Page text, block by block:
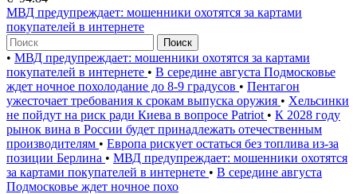
МВД предупреждает: мошенники охотятся за картами
покупателей в интернете
Поиск
• МВД предупреждает: мошенники охотятся за картами
покупателей в интернете • В середине августа Подмосковье
ждет ночное похолодание до 8-9 градусов • Пентагон
ужесточает требования к срокам выпуска оружия • Хельсинки
не пойдут на риск ради Киева в вопросе Patriot • К 2028 году
рынок вина в России будет принадлежать отечественным
производителям • Европа рискует остаться без топлива из-за
позиции Берлина • МВД предупреждает: мошенники охотятся
за картами покупателей в интернете • В середине августа
Подмосковье ждет ночное похо